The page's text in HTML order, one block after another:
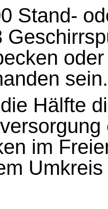
Stand-
sein.
Hälfte
im